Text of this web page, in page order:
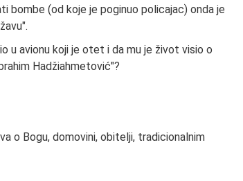
bombe (od koje je poginuo policajac) onda je
u avionu koji je otet i da mu je život visio o
Hadžiahmetović"?
o Bogu, domovini, obitelji, tradicionalnim